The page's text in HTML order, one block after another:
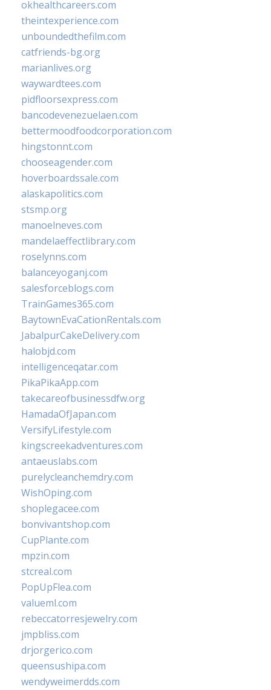
okhealthcareers.com
theintexperience.com
unboundedthefilm.com
catfriends-bg.org
marianlives.org
waywardtees.com
pidfloorsexpress.com
bancodevenezuelaen.com
bettermoodfoodcorporation.com
hingstonnt.com
chooseagender.com
hoverboardssale.com
alaskapolitics.com
stsmp.org
manoelneves.com
mandelaeffectlibrary.com
roselynns.com
balanceyoganj.com
salesforceblogs.com
TrainGames365.com
BaytownEvaCationRentals.com
JabalpurCakeDelivery.com
halobjd.com
intelligenceqatar.com
PikaPikaApp.com
takecareofbusinessdfw.org
HamadaOfJapan.com
VersifyLifestyle.com
kingscreekadventures.com
antaeuslabs.com
purelycleanchemdry.com
WishOping.com
shoplegacee.com
bonvivantshop.com
CupPlante.com
mpzin.com
stcreal.com
PopUpFlea.com
valueml.com
rebeccatorresjewelry.com
jmpbliss.com
drjorgerico.com
queensushipa.com
wendyweimerdds.com